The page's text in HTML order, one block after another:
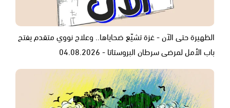
الظهيرة حتى الآن - غزة تشيّع ضحاياها.. وعلاج نووي متقدم يفتح
باب الأمل لمرضى سرطان البروستاتا - 04.08.2026